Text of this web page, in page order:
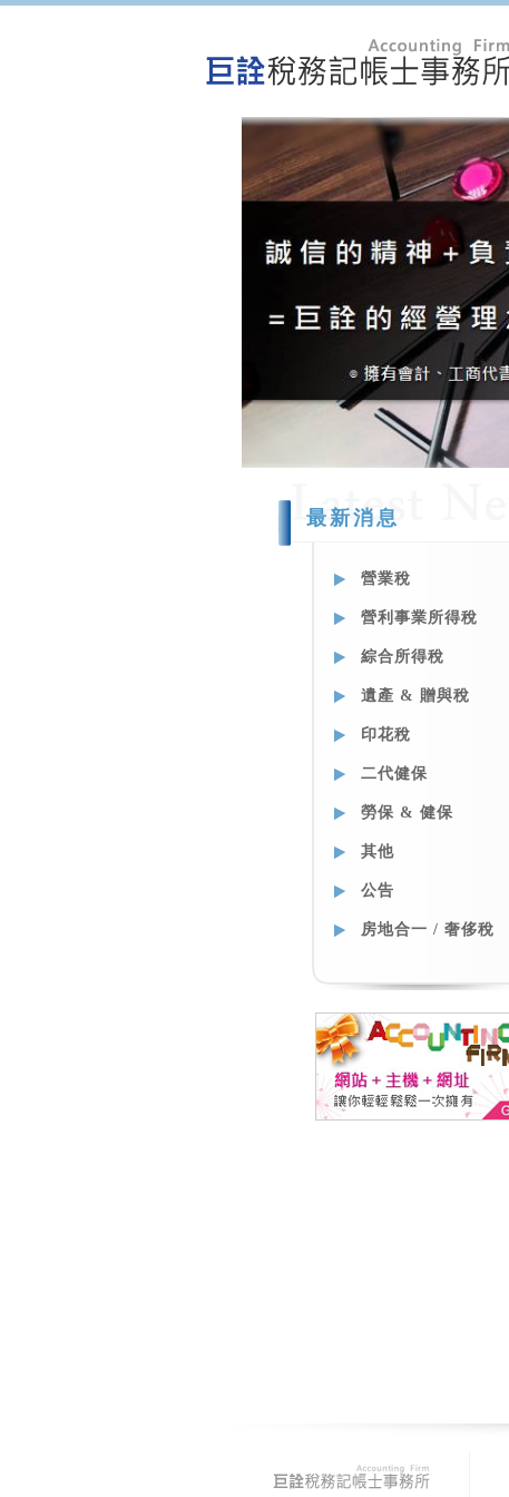
最新消息
營業稅
營利事業所得稅
綜合所得稅
遺產 & 贈與稅
印花稅
二代健保
勞保 & 健保
其他
公告
房地合一 / 奢侈稅